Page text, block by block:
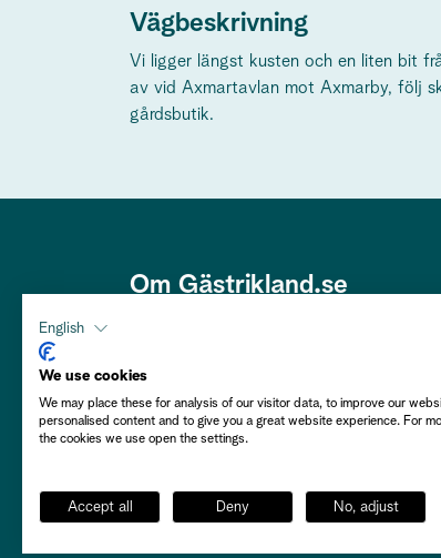
Vägbeskrivning
Vi ligger längst kusten och en liten bit
av vid Axmartavlan mot Axmarby, följ
gårdsbutik.
Om Gästrikland.se
Ek. Förening i ett samarbete med
Gästrikekommunerna i syfte att
främja Gästrikland som besöksmål.
English
We use cookies
We may place these for analysis of our visitor data, to improve our
personalised content and to give you a great website experience. For
the cookies we use open the settings.
Accept all Deny No, adjust